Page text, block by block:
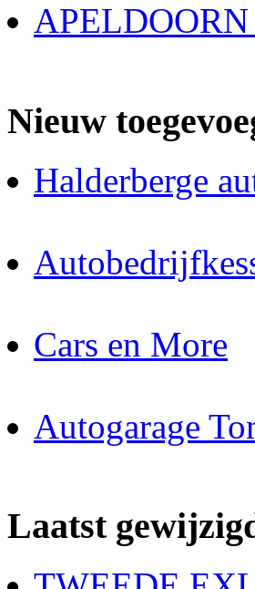
Nieuw
Halderberge
Cars en More
Autogarage
Laatst